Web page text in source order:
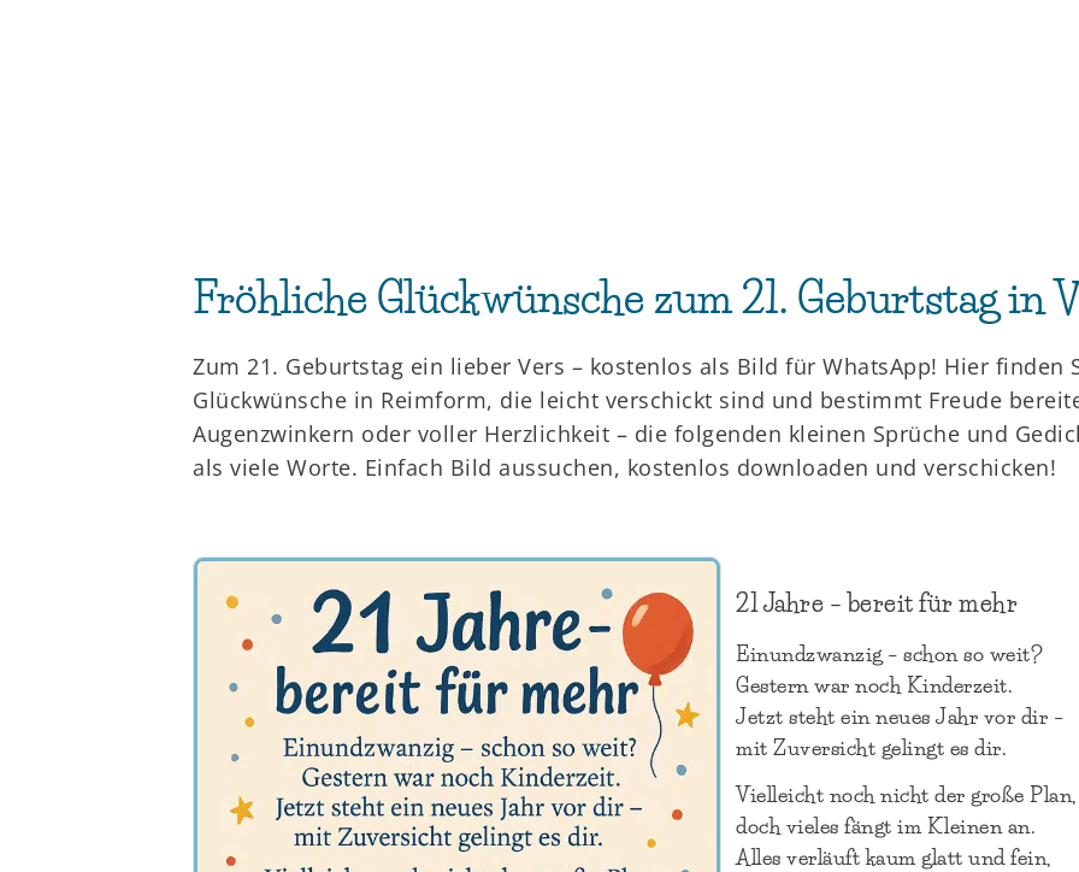
Fröhliche Glückwünsche zum 21. Geburtstag in
Zum 21. Geburtstag ein lieber Vers – kostenlos als Bild für WhatsApp! Hier finden
Glückwünsche in Reimform, die leicht verschickt sind und bestimmt Freude
Augenzwinkern oder voller Herzlichkeit – die folgenden kleinen Sprüche und
als viele Worte. Einfach Bild aussuchen, kostenlos downloaden und verschicken!
21 Jahre – bereit für mehr
Einundzwanzig – schon so weit?
Gestern war noch Kinderzeit.
Jetzt steht ein neues Jahr vor dir –
mit Zuversicht gelingt es dir.
Vielleicht noch nicht der große Plan,
doch vieles fängt im Kleinen an.
Alles verläuft kaum glatt und fein,